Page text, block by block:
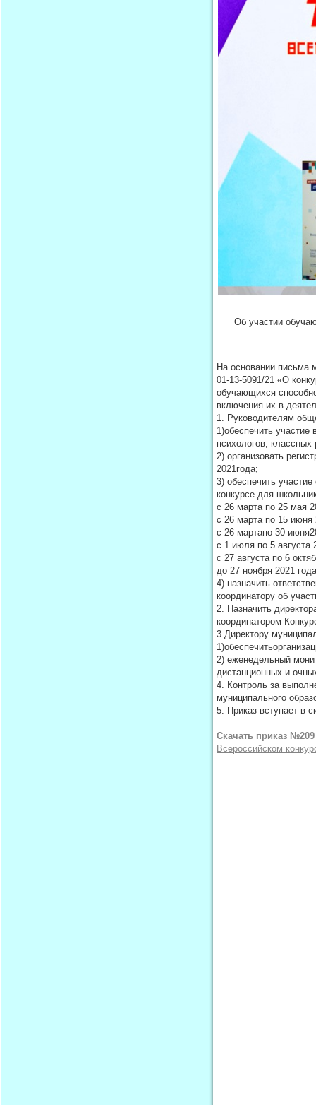
Об участии
На основании письма
01-13-5091/21 «О
обучающихся
включения их в
1. Руководителям
1)обеспечить
психологов, классных
2) организовать
2021года;
3) обеспечить
конкурсе для
с 26 марта по 25 мая
с 26 марта по 15 июня
с 26 мартапо 30
с 1 июля по 5 августа
с 27 августа по 6
до 27 ноября 2021
4) назначить
координатору об
2. Назначить
координатором
3.Директору
2) еженедельный
дистанционных и
4. Контроль за
муниципального
5. Приказ вступает в
Скачать приказ №209
Всероссийском